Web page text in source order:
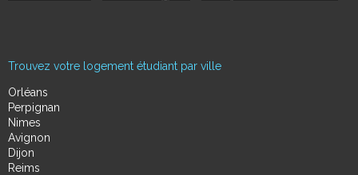
Trouvez votre logement étudiant par ville
Orléans
Perpignan
Nimes
Avignon
Dijon
Reims